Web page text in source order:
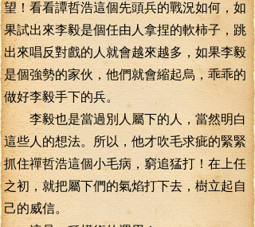
望！看看譚哲浩這個先頭兵的戰況如何，如
果試出來李毅是個任由人拿捏的軟柿子，跳
出來唱反對戲的人就會越來越多，如果李毅
是個強勢的家伙，他們就會縮起烏，乖乖的
做好李毅手下的兵。
李毅也是當過別人屬下的人，當然明白
這些人的想法。所以，他才吹毛求疵的緊緊
抓住禪哲浩這個小毛病，窮追猛打！在上任
之初，就把屬下們的氣焰打下去，樹立起自
己的威信。